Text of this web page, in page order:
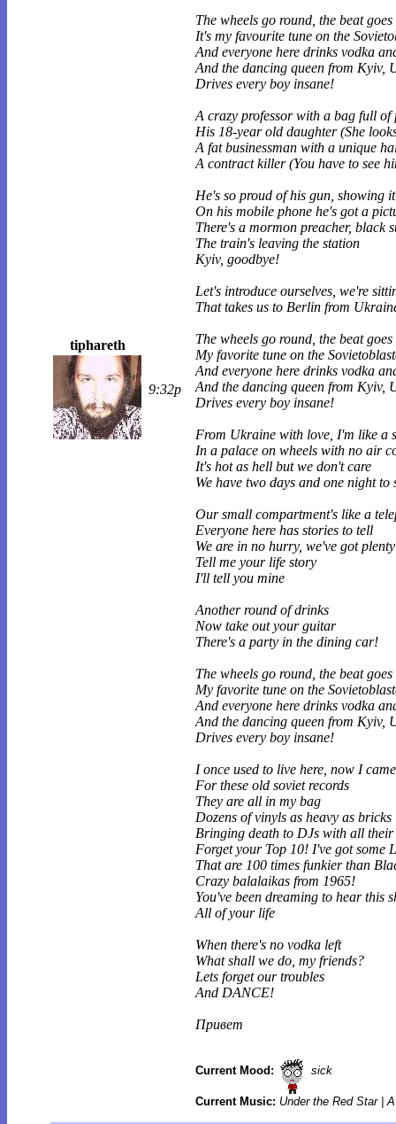
tiphareth
9:32p
The wheels go round, the beat goes
It's my favourite tune on the
And everyone here drinks vodka
And the dancing queen from Kyiv,
Drives every boy insane!
A crazy professor with a bag full of
His 18-year old daughter (She
A fat businessman with a unique
A contract killer (You have to see
He's so proud of his gun, showing
On his mobile phone he's got a
There's a mormon preacher, black
The train's leaving the station
Kyiv, goodbye!
Let's introduce ourselves, we're
That takes us to Berlin from
The wheels go round, the beat goes
My favorite tune on the
And everyone here drinks vodka
And the dancing queen from Kyiv,
Drives every boy insane!
From Ukraine with love, I'm like a
In a palace on wheels with no air
It's hot as hell but we don't care
We have two days and one night to
Our small compartment's like a
Everyone here has stories to tell
We are in no hurry, we've got
Tell me your life story
I'll tell you mine
Another round of drinks
Now take out your guitar
There's a party in the dining car!
The wheels go round, the beat goes
My favorite tune on the
And everyone here drinks vodka
And the dancing queen from Kyiv,
Drives every boy insane!
I once used to live here, now I
For these old soviet records
They are all in my bag
Dozens of vinyls as heavy as bricks
Bringing death to DJs with all
Forget your Top 10! I've got some
That are 100 times funkier than
Crazy balalaikas from 1965!
You've been dreaming to hear this
All of your life
When there's no vodka left
What shall we do, my friends?
Lets forget our troubles
And DANCE!
Привет
Current Mood: sick
Current Music: Under the Red Star |